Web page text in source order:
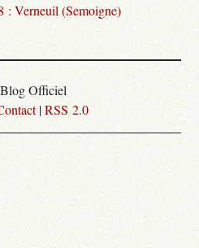
: Verneuil (Semoigne)
Officiel
|RSS 2.0